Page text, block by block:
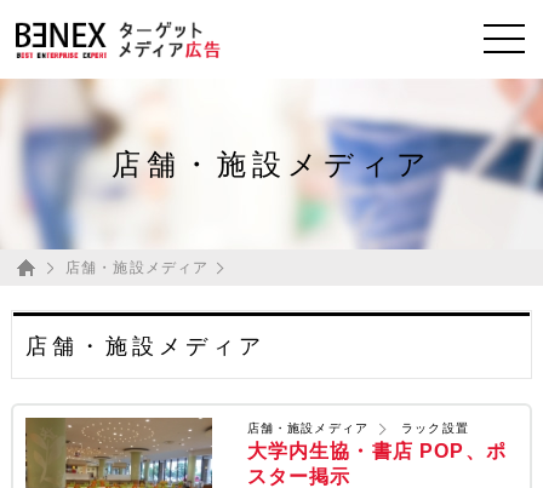
店舗・施設メディア
ホーム
店舗・施設メディア
店舗・施設メディア
店舗・施設メディア ラック設置
大学内生協・書店 POP、ポ
スター掲示